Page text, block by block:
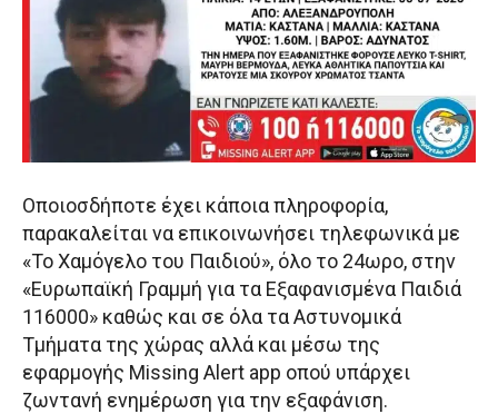
Οποιοσδήποτε έχει κάποια πληροφορία,
παρακαλείται να επικοινωνήσει τηλεφωνικά με
«Το Χαμόγελο του Παιδιού», όλο το 24ωρο, στην
«Ευρωπαϊκή Γραμμή για τα Εξαφανισμένα Παιδιά
116000» καθώς και σε όλα τα Αστυνομικά
Τμήματα της χώρας αλλά και μέσω της
εφαρμογής Missing Alert app οπού υπάρχει
ζωντανή ενημέρωση για την εξαφάνιση.